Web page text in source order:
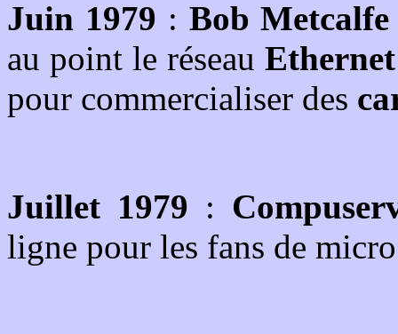
Juin 1979 : Bob Metcalfe
au point le réseau Ethernet
pour commercialiser des
Juillet 1979 :
ligne pour les fans de